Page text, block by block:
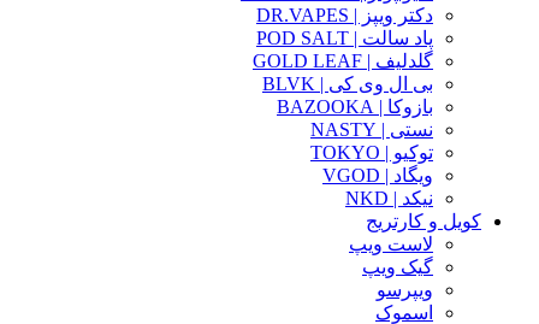
دکتر ویپز | DR.VAPES
پاد سالت | POD SALT
گلدلیف | GOLD LEAF
بی ال وی کی | BLVK
بازوکا | BAZOOKA
نستی | NASTY
توکیو | TOKYO
ویگاد | VGOD
نیکد | NKD
کویل و کارتریج
لاست ویپ
گیک ویپ
ویپرسو
اسموک